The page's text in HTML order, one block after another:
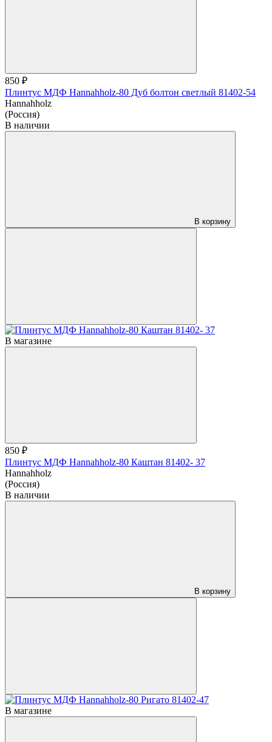
850 ₽
Плинтус МДФ Hannahholz-80 Дуб болтон светлый 81402-54
Hannahholz
(Россия)
В наличии
В корзину
В магазине
850 ₽
Плинтус МДФ Hannahholz-80 Каштан 81402- 37
Hannahholz
(Россия)
В наличии
В корзину
В магазине